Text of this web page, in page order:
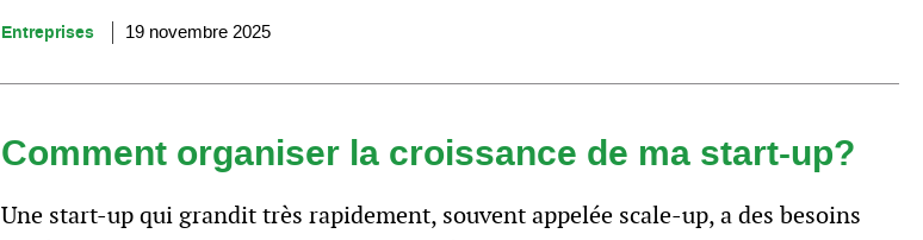
Entreprises 19 novembre 2025
Comment organiser la croissance de ma start-up?
Une start-up qui grandit très rapidement, souvent appelée scale-up, a des besoins